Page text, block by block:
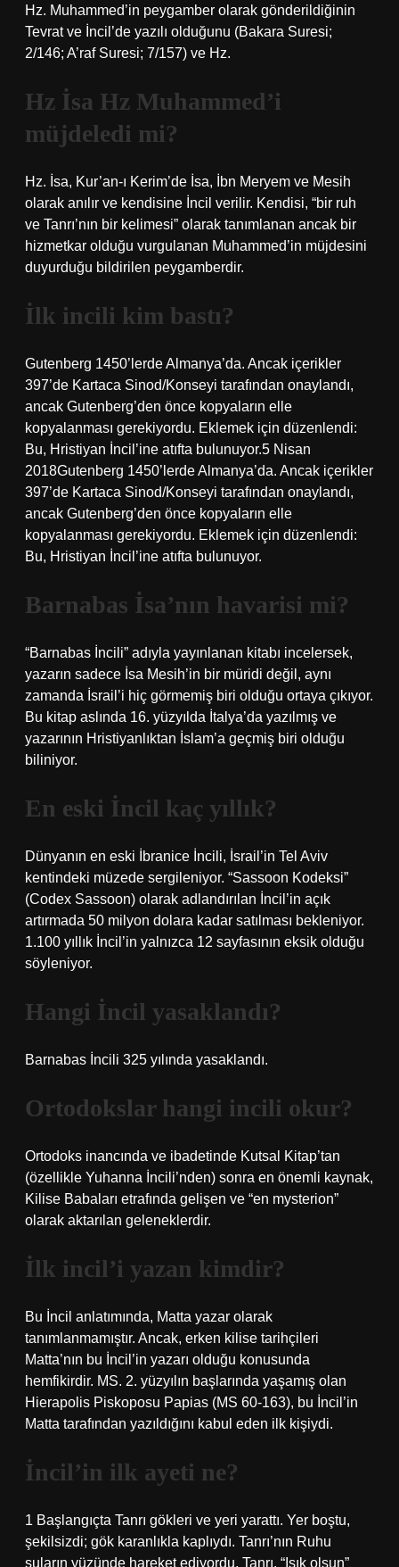
Hz. Muhammed’in peygamber olarak gönderildiğinin
Tevrat ve İncil’de yazılı olduğunu (Bakara Suresi;
2/146; A’raf Suresi; 7/157) ve Hz.
Hz İsa Hz Muhammed’i
müjdeledi mi?
Hz. İsa, Kur’an-ı Kerim’de İsa, İbn Meryem ve Mesih
olarak anılır ve kendisine İncil verilir. Kendisi, “bir ruh
ve Tanrı’nın bir kelimesi” olarak tanımlanan ancak bir
hizmetkar olduğu vurgulanan Muhammed’in müjdesini
duyurduğu bildirilen peygamberdir.
İlk incili kim bastı?
Gutenberg 1450’lerde Almanya’da. Ancak içerikler
397’de Kartaca Sinod/Konseyi tarafından onaylandı,
ancak Gutenberg’den önce kopyaların elle
kopyalanması gerekiyordu. Eklemek için düzenlendi:
Bu, Hristiyan İncil’ine atıfta bulunuyor.5 Nisan
2018Gutenberg 1450’lerde Almanya’da. Ancak içerikler
397’de Kartaca Sinod/Konseyi tarafından onaylandı,
ancak Gutenberg’den önce kopyaların elle
kopyalanması gerekiyordu. Eklemek için düzenlendi:
Bu, Hristiyan İncil’ine atıfta bulunuyor.
Barnabas İsa’nın havarisi mi?
“Barnabas İncili” adıyla yayınlanan kitabı incelersek,
yazarın sadece İsa Mesih’in bir müridi değil, aynı
zamanda İsrail’i hiç görmemiş biri olduğu ortaya çıkıyor.
Bu kitap aslında 16. yüzyılda İtalya’da yazılmış ve
yazarının Hristiyanlıktan İslam’a geçmiş biri olduğu
biliniyor.
En eski İncil kaç yıllık?
Dünyanın en eski İbranice İncili, İsrail’in Tel Aviv
kentindeki müzede sergileniyor. “Sassoon Kodeksi”
(Codex Sassoon) olarak adlandırılan İncil’in açık
artırmada 50 milyon dolara kadar satılması bekleniyor.
1.100 yıllık İncil’in yalnızca 12 sayfasının eksik olduğu
söyleniyor.
Hangi İncil yasaklandı?
Barnabas İncili 325 yılında yasaklandı.
Ortodokslar hangi incili okur?
Ortodoks inancında ve ibadetinde Kutsal Kitap’tan
(özellikle Yuhanna İncili’nden) sonra en önemli kaynak,
Kilise Babaları etrafında gelişen ve “en mysterion”
olarak aktarılan geleneklerdir.
İlk incil’i yazan kimdir?
Bu İncil anlatımında, Matta yazar olarak
tanımlanmamıştır. Ancak, erken kilise tarihçileri
Matta’nın bu İncil’in yazarı olduğu konusunda
hemfikirdir. MS. 2. yüzyılın başlarında yaşamış olan
Hierapolis Piskoposu Papias (MS 60-163), bu İncil’in
Matta tarafından yazıldığını kabul eden ilk kişiydi.
İncil’in ilk ayeti ne?
1 Başlangıçta Tanrı gökleri ve yeri yarattı. Yer boştu,
şekilsizdi; gök karanlıkla kaplıydı. Tanrı’nın Ruhu
suların yüzünde hareket ediyordu. Tanrı, “Işık olsun”